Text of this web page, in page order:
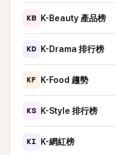
KB K-Beauty 產品榜
KD K-Drama 排行榜
KF K-Food 趨勢
KS K-Style 排行榜
KI K-網紅榜